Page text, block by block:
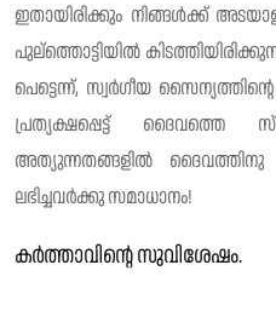
ഇതായിരിക്കും നിങ്ങൾക്ക്
പുല്ത്തൊട്ടിയിൽ
പെട്ടെന്ന്, സ്വർഗീയ
പ്രത്യക്ഷപ്പെട്ട്
അത്യുന്നതങ്ങളിൽ
ലഭിച്ചവർക്കു സമാധാനം!
കർത്താവിന്റെ സുവിശേഷം.